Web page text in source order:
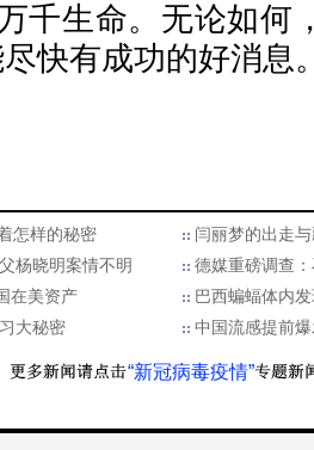
千生命。无论如何
快有成功的好消息
怎样的秘密
闫丽梦的出走
杨晓明案情不明
德媒重磅调查
在美资产
巴西蝙蝠体内
大秘密
中国流感提前
“新冠病毒疫情”